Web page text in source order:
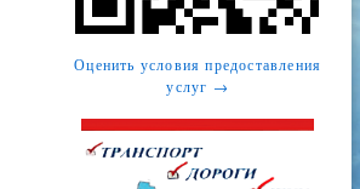
Оценить условия предоставления
услуг →